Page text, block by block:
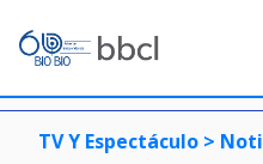
TV Y Espectáculo >